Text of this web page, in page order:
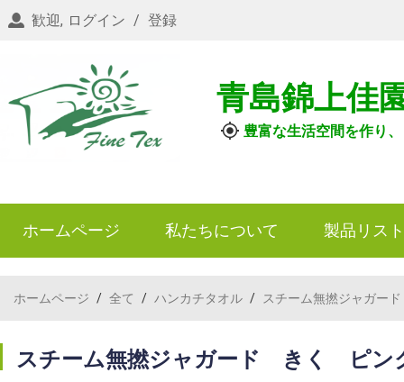
歓迎, ログイン / 登録
青島錦上佳
豊富な生活空間を作り
ホームページ 私たちについて 製品リスト
ホームページ / 全て / ハンカチタオル / スチーム無撚ジャガード
スチーム無撚ジャガード きく ピン